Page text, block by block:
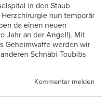
in den Staub
nun temporär
da einen neuen
Jahr an der Angel!). Mit
Geheimwaffe werden wir
Schnäbi-Toubibs
Kommentar melden